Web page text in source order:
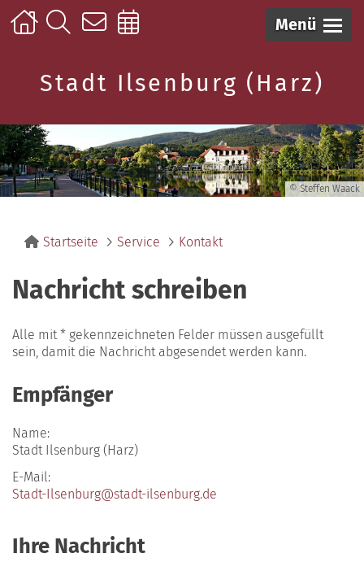
Menü
Stadt Ilsenburg (Harz)
© Steffen Waack
Startseite Service Kontakt
Nachricht schreiben
Alle mit * gekennzeichneten Felder müssen ausgefüllt
sein, damit die Nachricht abgesendet werden kann.
Empfänger
Name:
Stadt Ilsenburg (Harz)
E-Mail:
Stadt-Ilsenburg@stadt-ilsenburg.de
Ihre Nachricht